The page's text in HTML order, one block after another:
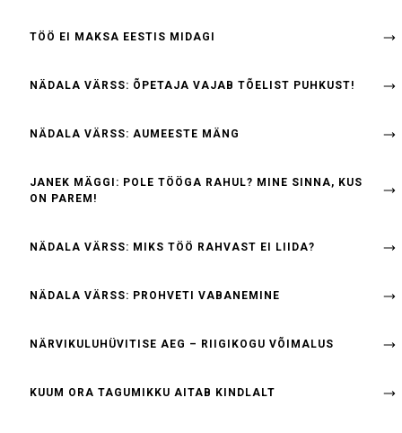
TÖÖ EI MAKSA EESTIS MIDAGI
NÄDALA VÄRSS: ÕPETAJA VAJAB TÕELIST PUHKUST!
NÄDALA VÄRSS: AUMEESTE MÄNG
JANEK MÄGGI: POLE TÖÖGA RAHUL? MINE SINNA, KUS
ON PAREM!
NÄDALA VÄRSS: MIKS TÖÖ RAHVAST EI LIIDA?
NÄDALA VÄRSS: PROHVETI VABANEMINE
NÄRVIKULUHÜVITISE AEG – RIIGIKOGU VÕIMALUS
KUUM ORA TAGUMIKKU AITAB KINDLALT